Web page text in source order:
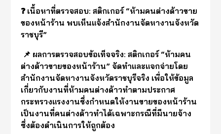
❓ เนื้อหาที่ตรวจสอบ: สติกเกอร์ “ห้ามคนต่างด้าวขาย
ของหน้าร้าน พบเห็นแจ้งสำนักงานจัดหางานจังหวัด
ราชบุรี”
📌 ผลการตรวจสอบข้อเท็จจริง: สติกเกอร์ “ห้ามคน
ต่างด้าวขายของหน้าร้าน” จัดทำและแจกจ่ายโดย
สำนักงานจัดหางานจังหวัดราชบุรีจริง เพื่อให้ข้อมูล
เกี่ยวกับงานที่ห้ามคนต่างด้าวทำตามประกาศ
กระทรวงแรงงานซึ่งกำหนดให้งานขายของหน้าร้าน
เป็นงานที่คนต่างด้าวทำได้เฉพาะกรณีที่มีนายจ้าง
ซึ่งต้องดำเนินการให้ถูกต้อง